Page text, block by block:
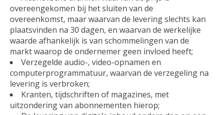
overeengekomen bij het sluiten van de
overeenkomst, maar waarvan de levering slechts kan
plaatsvinden na 30 dagen, en waarvan de werkelijke
waarde afhankelijk is van schommelingen van de
markt waarop de ondernemer geen invloed heeft;
Verzegelde audio-, video-opnamen en
computerprogrammatuur, waarvan de verzegeling na
levering is verbroken;
Kranten, tijdschriften of magazines, met
uitzondering van abonnementen hierop;